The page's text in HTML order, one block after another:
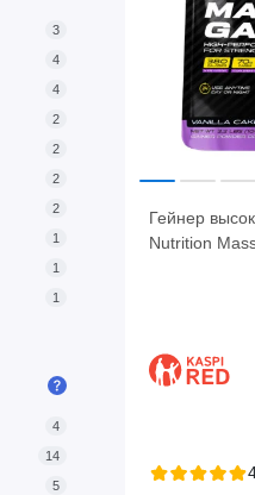
3
4
4
2
2
2
2
1
1
1
4
14
5
Гейнер
Nutrition